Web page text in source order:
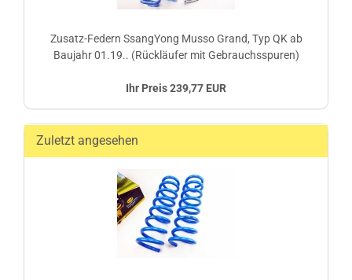
Zusatz-Federn SsangYong Musso Grand, Typ QK ab
Baujahr 01.19.. (Rückläufer mit Gebrauchsspuren)
Ihr Preis 239,77 EUR
Zuletzt angesehen